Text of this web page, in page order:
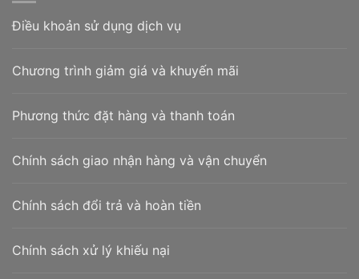
Điều khoản sử dụng dịch vụ
Chương trình giảm giá và khuyến mãi
Phương thức đặt hàng và thanh toán
Chính sách giao nhận hàng và vận chuyển
Chính sách đổi trả và hoàn tiền
Chính sách xử lý khiếu nại